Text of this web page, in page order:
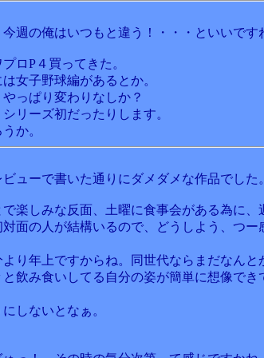
週の俺はいつもと違う！・・・といいです
ロP４買ってきた。
女子野球編があるとか。
っぱり変わりなしか？
リーズ初だったりします。
か。
ューで書いた通りにダメダメな作品でした
楽しみな反面、土曜に食事会がある為に、
面の人が結構いるので、どうしよう、つー
り年上ですからね。同世代ならまだなんと
飲み食いしてる自分の姿が簡単に想像でき
しないとなぁ。